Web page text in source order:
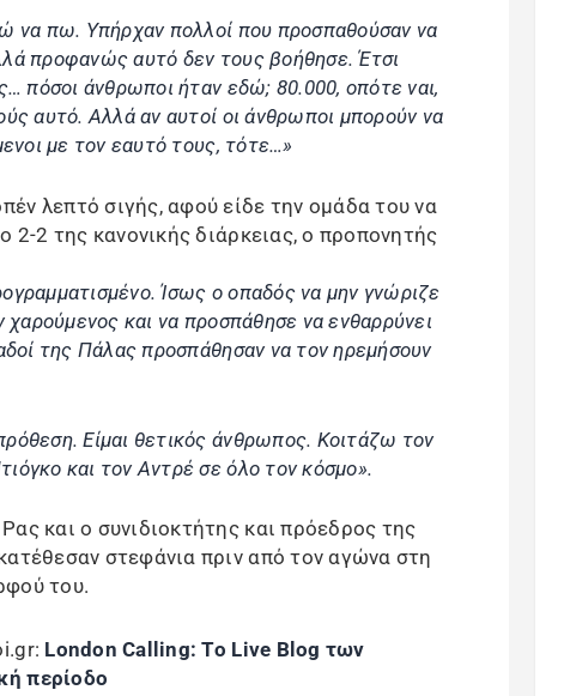
να πω. Υπήρχαν πολλοί που προσπαθούσαν να
προφανώς αυτό δεν τους βοήθησε. Έτσι
πόσοι άνθρωποι ήταν εδώ; 80.000, οπότε ναι,
αυτό. Αλλά αν αυτοί οι άνθρωποι μπορούν να
με τον εαυτό τους, τότε…»
λεπτό σιγής, αφού είδε την ομάδα του να
2-2 της κανονικής διάρκειας, ο προπονητής
Ίσως ο οπαδός να μην γνώριζε
χαρούμενος και να προσπάθησε να ενθαρρύνει
της Πάλας προσπάθησαν να τον ηρεμήσουν
Είμαι θετικός άνθρωπος. Κοιτάζω τον
και τον Αντρέ σε όλο τον κόσμο».
και ο συνιδιοκτήτης και πρόεδρος της
στεφάνια πριν από τον αγώνα στη
του.
London Calling: To Live Blog των
περίοδο